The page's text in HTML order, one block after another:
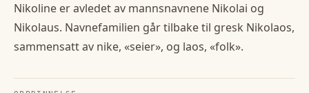
Nikoline er avledet av mannsnavnene Nikolai og
Nikolaus. Navnefamilien går tilbake til gresk Nikolaos,
sammensatt av nike, «seier», og laos, «folk».